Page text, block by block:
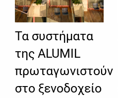
Τα συστήματα
της ALUMIL
πρωταγωνιστούν
στο ξενοδοχείο